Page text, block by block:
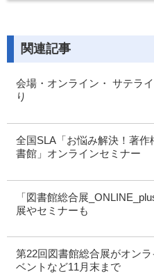
関連記事
会場・オンライン・ サテラ
り
全国SLA「お悩み解決！著
書館」オンラインセミナー
「図書館総合展
展やセミナーも
第22回図書館総合展がオン
ベントなど11月末まで